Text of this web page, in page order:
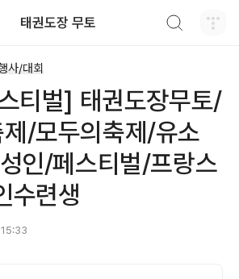
태권도장 무토
사/대회
티벌] 태권도장무토/
/모두의축제/유소
인/페스티벌/프랑스
수련생